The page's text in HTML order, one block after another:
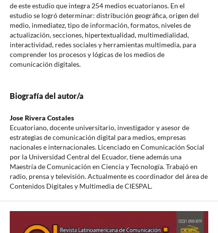
de este estudio que integra 254 medios ecuatorianos. En el
estudio se logró determinar: distribución geográfica, origen del
medio, inmediatez, tipo de información, formatos, niveles de
actualización, secciones, hipertextualidad, multimedialidad,
interactividad, redes sociales y herramientas multimedia, para
comprender los procesos y lógicas de los medios de
comunicación digitales.
Biografía del autor/a
Jose Rivera Costales
Ecuatoriano, docente universitario, investigador y asesor de
estrategias de comunicación digital para medios, empresas
nacionales e internacionales. Licenciado en Comunicación Social
por la Universidad Central del Ecuador, tiene además una
Maestría de Comunicación en Ciencia y Tecnología. Trabajó en
radio, prensa y televisión. Actualmente es coordinador del área de
Contenidos Digitales y Multimedia de CIESPAL.